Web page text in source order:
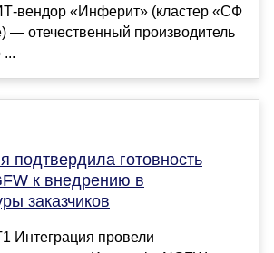
вендор «Инферит» (кластер «СФ
— отечественный производитель
...
подтвердила готовность
к внедрению в
заказчиков
Интеграция провели